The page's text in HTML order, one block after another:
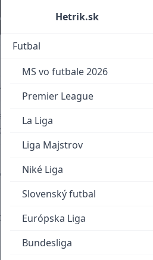
Kontakt
Hetrik.sk
Futbal
MS vo futbale 2026
Premier League
La Liga
Liga Majstrov
Niké Liga
Slovenský futbal
Európska Liga
Bundesliga
a Pánika? Rusi
Haraslína do
Slovenská
náskok a bronz